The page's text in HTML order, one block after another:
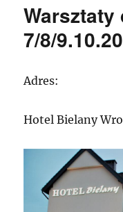
Warsztaty
7/8/
Adres:
Hotel Bielany